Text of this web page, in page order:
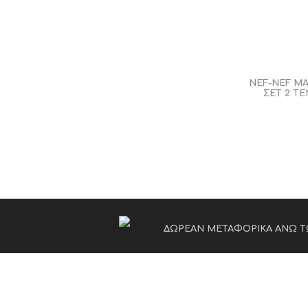
NEF-NEF
ΣΕΤ 2
ΔΩΡΕΑΝ ΜΕΤΑΦΟΡΙΚΑ ΑΝΩ